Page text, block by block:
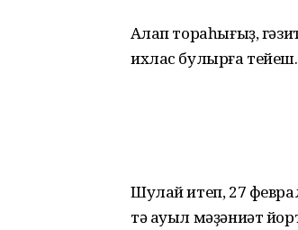
Аңлап тораһығыҙ,
ихлас булырға тейеш.
Шулай итеп, 27
тә ауыл мәҙәниәт